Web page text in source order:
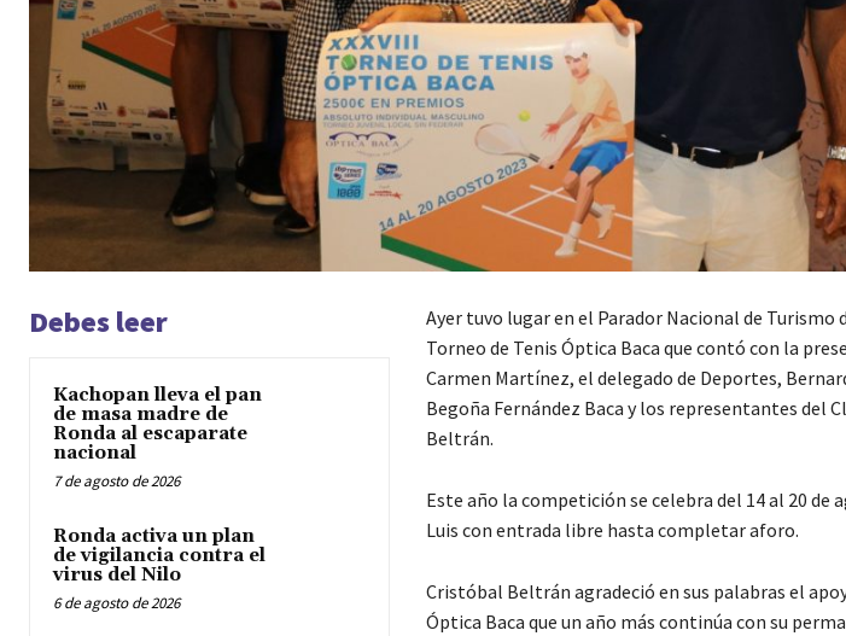
Debes leer
Kachopan lleva el pan
de masa madre de
Ronda al escaparate
nacional
7 de agosto de 2026
Ronda activa un plan
de vigilancia contra el
virus del Nilo
6 de agosto de 2026
Ayer tuvo lugar en el Parador Nacional de Turismo
Torneo de Tenis Óptica Baca que contó con la
Carmen Martínez, el delegado de Deportes,
Begoña Fernández Baca y los representantes del
Beltrán.
Este año la competición se celebra del 14 al 20 de
Luis con entrada libre hasta completar aforo.
Cristóbal Beltrán agradeció en sus palabras el
Óptica Baca que un año más continúa con su